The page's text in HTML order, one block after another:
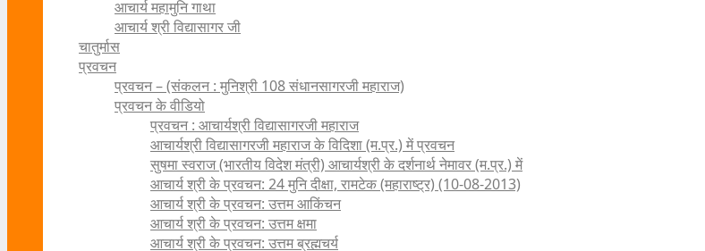
आचार्य महामुनि गाथा
आचार्य श्री विद्यासागर जी
चातुर्मास
प्रवचन
प्रवचन – (संकलन : मुनिश्री 108 संधानसागरजी महाराज)
प्रवचन के वीडियो
प्रवचन : आचार्यश्री ‍विद्यासागरजी महाराज
आचार्यश्री विद्यासागरजी महाराज के विदिशा (म.प्र.) में प्रवचन
सुषमा स्वराज (भारतीय विदेश मंत्री) आचार्यश्री के दर्शनार्थ नेमावर (म.प्र.) में
आचार्य श्री के प्रवचन: 24 मुनि दीक्षा, रामटेक (महाराष्ट्र) (10-08-2013)
आचार्य श्री के प्रवचन: उत्तम आकिंचन
आचार्य श्री के प्रवचन: उत्तम क्षमा
आचार्य श्री के प्रवचन: उत्तम ब्रह्मचर्य